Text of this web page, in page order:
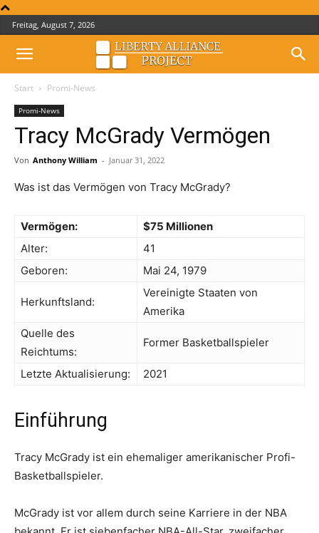
Freitag, August 7, 2026
Start Promi-News
Promi-News
Tracy McGrady Vermögen
Von Anthony William - Januar 31, 2022
Was ist das Vermögen von Tracy McGrady?
Vermögen:
$75 Millionen
Alter:
41
Geboren:
Mai 24, 1979
Herkunftsland:
Vereinigte Staaten von
Amerika
Quelle des
Reichtums:
Former Basketballspieler
Letzte Aktualisierung: 2021
Einführung
Tracy McGrady ist ein ehemaliger amerikanischer Profi-
Basketballspieler.
McGrady ist vor allem durch seine Karriere in der NBA